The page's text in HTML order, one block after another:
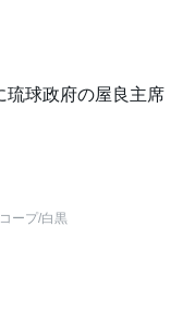
琉球政府の屋良主席
ープ/白黒